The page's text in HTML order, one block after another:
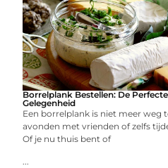
Borrelplank Bestellen: De
Gelegenheid
Een borrelplank is niet meer weg
avonden met vrienden of zelfs
Of je nu thuis bent of
...